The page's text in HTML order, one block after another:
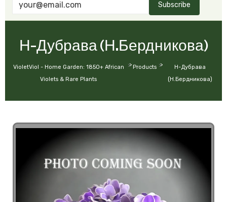
Subscribe
Н-Дубрава (Н.Бердникова)
VioletViol - Home Garden: 1850+ African
Violets & Rare Plants
> Products >
Н-Дубрава
(Н.Бердникова)